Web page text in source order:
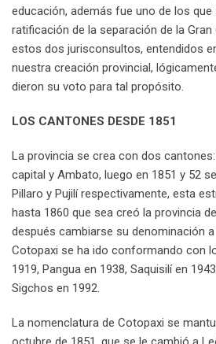
educación, además fue uno de los
ratificación de la separación de la Gran
estos dos jurisconsultos, entendidos
nuestra creación provincial,
dieron su voto para tal propósito.
LOS CANTONES DESDE 1851
La provincia se crea con dos
capital y Ambato, luego en 1851 y 52
Pillaro y Pujilí respectivamente, esta
hasta 1860 que sea creó la provincia
después cambiarse su denominación a
Cotopaxi se ha ido conformando con
1919, Pangua en 1938, Saquisilí en
Sigchos en 1992.
La nomenclatura de Cotopaxi se